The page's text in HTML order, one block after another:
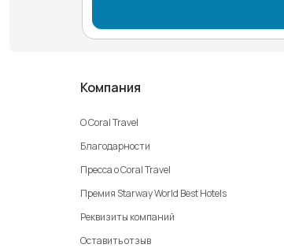
Компания
О Coral Travel
Благодарности
Пресса о Coral Travel
Премия Starway World Best Hotels
Реквизиты компаний
Оставить отзыв